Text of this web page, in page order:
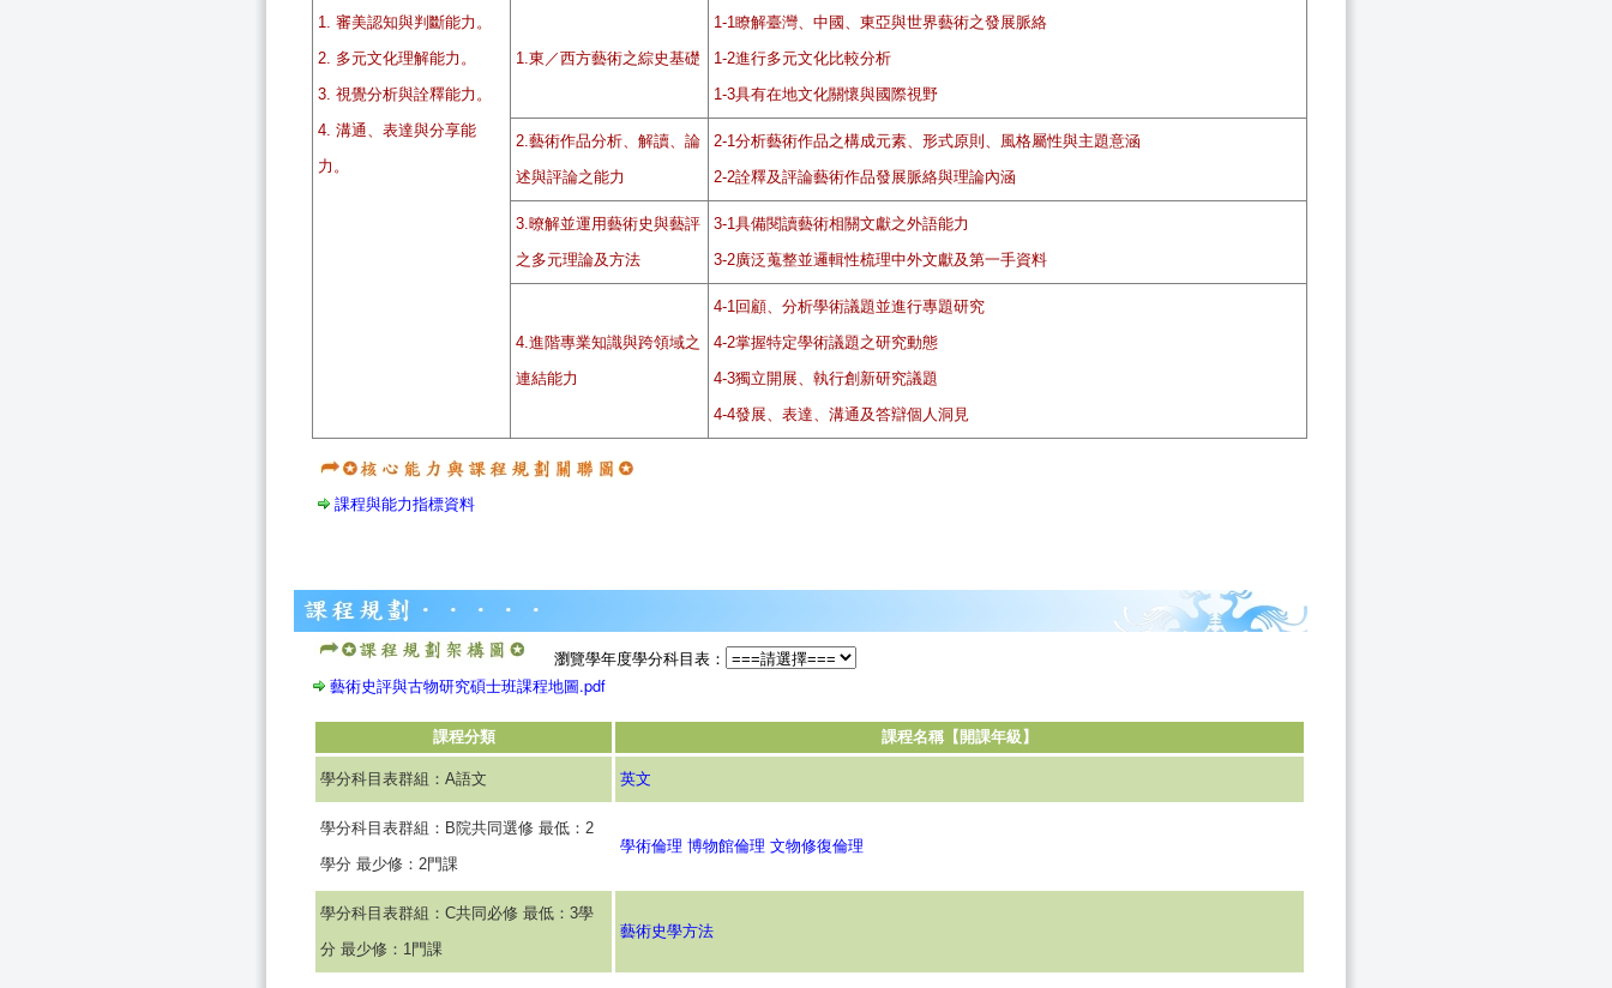
1. 審美認知與判斷能力。
2. 多元文化理解能力。
3. 視覺分析與詮釋能力。
4. 溝通、表達與分享能
力。
1.東／西方藝術之綜史基礎
1-1瞭解臺灣、中國、東亞與世界藝術之發展脈絡
1-2進行多元文化比較分析
1-3具有在地文化關懷與國際視野
2.藝術作品分析、解讀、論
述與評論之能力
2-1分析藝術作品之構成元素、形式原則、風格屬性與主題意涵
2-2詮釋及評論藝術作品發展脈絡與理論內涵
3.暸解並運用藝術史與藝評
之多元理論及方法
3-1具備閱讀藝術相關文獻之外語能力
3-2廣泛蒐整並邏輯性梳理中外文獻及第一手資料
4.進階專業知識與跨領域之
連結能力
4-1回顧、分析學術議題並進行專題研究
4-2掌握特定學術議題之研究動態
4-3獨立開展、執行創新研究議題
4-4發展、表達、溝通及答辯個人洞見
課程與能力指標資料
瀏覽學年度學分科目表：
藝術史評與古物研究碩士班課程地圖.pdf
課程分類 課程名稱【開課年級】
學分科目表群組：A語文 英文
學分科目表群組：B院共同選修 最低：2
學分 最少修：2門課
學術倫理 博物館倫理 文物修復倫理
學分科目表群組：C共同必修 最低：3學
分 最少修：1門課
藝術史學方法